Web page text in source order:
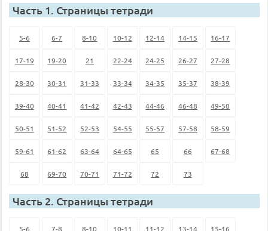
Часть 1. Страницы тетради
5-6 6-7 8-10 10-12 12-14 14-15 16-17
17-19 19-20 21 22-24 24-25 26-27 27-28
28-30 30-31 31-33 33-34 34-35 35-37 38-39
39-40 40-41 41-42 42-43 44-46 46-48 49-50
50-51 51-52 52-53 54-55 55-57 57-58 58-59
59-61 61-62 63-64 64-65 65 66 67-68
68 69-70 70-71 71-72 72 73
Часть 2. Страницы тетради
5-6 7-8 8-10 10-11 11-12 13-14 15-16